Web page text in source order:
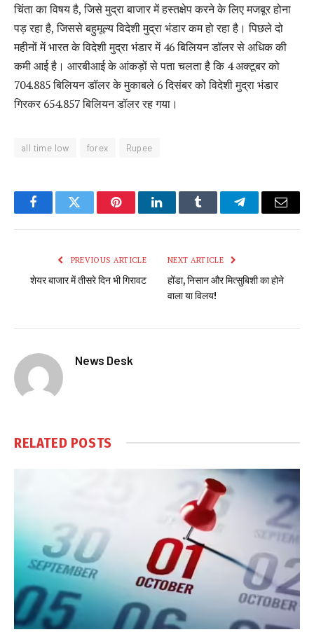
चिंता का विषय है, जिसे मुद्रा बाजार में हस्तक्षेप करने के लिए मजबूर होना
पड़ रहा है, जिससे बहुमूल्य विदेशी मुद्रा भंडार कम हो रहा है। पिछले दो
महीनों में भारत के विदेशी मुद्रा भंडार में 46 बिलियन डॉलर से अधिक की
कमी आई है। आरबीआई के आंकड़ों से पता चलता है कि 4 अक्टूबर को
704.885 बिलियन डॉलर के मुकाबले 6 दिसंबर को विदेशी मुद्रा भंडार
गिरकर 654.857 बिलियन डॉलर रह गया।
all time low forex Rupee
FacebookTwitter PinterestLinkedInTumblr TelegramEmail
PREVIOUS ARTICLE
शेयर बाजार में तीसरे दिन भी गिरावट
NEXT ARTICLE
होंडा, निसान और मित्सुबिशी का होने
वाला या विलय!
News Desk
RELATED POSTS